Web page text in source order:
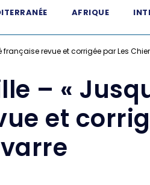
AFRIQUE
revue et corrigée par Les
– «
et